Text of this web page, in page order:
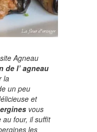
siteAgneau
de l’ agneau
la
un peu
et
vous
au four, il suffit
les